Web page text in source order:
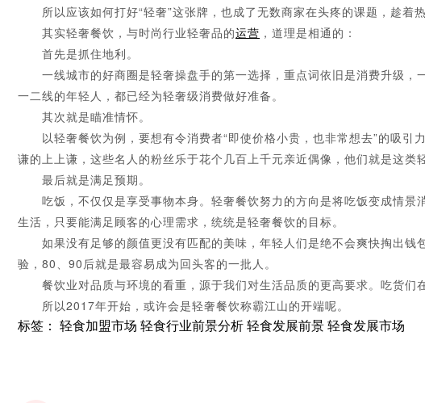
所以应该如何打好“轻奢”这张牌，也成了无数商家在头疼的课题，趁着
其实轻奢餐饮，与时尚行业轻奢品的运营 ，道理是相通的：
首先是抓住地利。
一线城市的好商圈是轻奢操盘手的第一选择，重点词依旧是消费升级，
一二线的年轻人，都已经为轻奢级消费做好准备。
其次就是瞄准情怀。
以轻奢餐饮为例，要想有令消费者“即使价格小贵，也非常想去”的吸引
谦的上上谦，这些名人的粉丝乐于花个几百上千元亲近偶像，他们就是这类
最后就是满足预期。
吃饭，不仅仅是享受事物本身。轻奢餐饮努力的方向是将吃饭变成情景
生活，只要能满足顾客的心理需求，统统是轻奢餐饮的目标。
如果没有足够的颜值更没有匹配的美味，年轻人们是绝不会爽快掏出钱
验，80、90后就是最容易成为回头客的一批人。
餐饮业对品质与环境的看重，源于我们对生活品质的更高要求。吃货们
所以2017年开始，或许会是轻奢餐饮称霸江山的开端呢。
标签： 轻食加盟市场 轻食行业前景分析轻食发展前景轻食发展市场